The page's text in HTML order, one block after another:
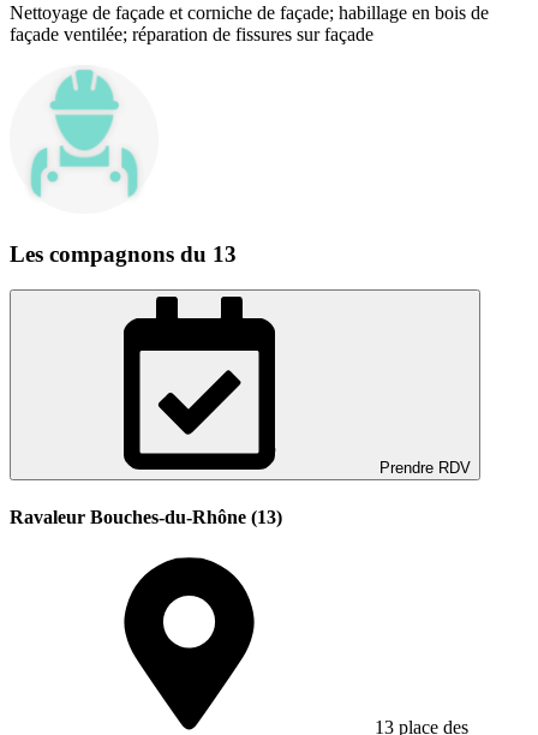
Nettoyage de façade et corniche de façade; habillage en bois de
façade ventilée; réparation de fissures sur façade
Les compagnons du 13
Prendre RDV
Ravaleur Bouches-du-Rhône (13)
13 place des